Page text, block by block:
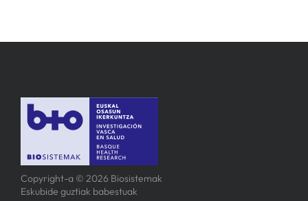
Copyright-a © 2026 Biosistemak
Eskubide guztiak babestuak